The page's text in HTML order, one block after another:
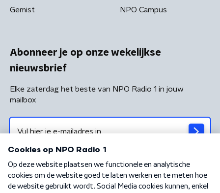
Gemist NPO Campus
Abonneer je op onze wekelijkse
nieuwsbrief
Elke zaterdag het beste van NPO Radio 1 in jouw
mailbox